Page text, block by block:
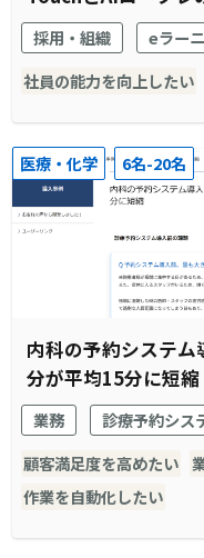
「待機時間」を解消
採用・組織
eラー
社員の能力を向上したい
医療・化学 6名-20名
内科の予約システ
分が平均15分に短縮
業務
診療予約シス
顧客満足度を高めたい
作業を自動化したい